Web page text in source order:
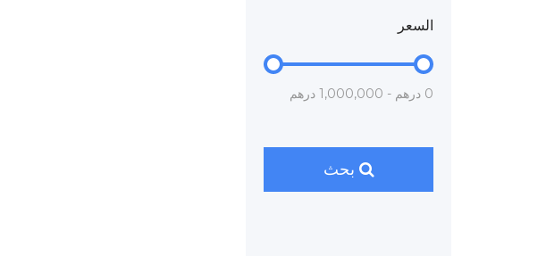
السعر
0 درهم - 1,000,000 درهم
بحث